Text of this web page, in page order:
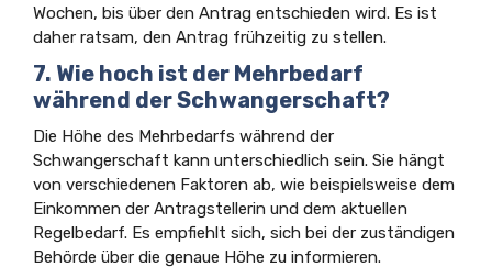
Wochen, bis über den Antrag entschieden wird. Es ist
daher ratsam, den Antrag frühzeitig zu stellen.
7. Wie hoch ist der Mehrbedarf
während der Schwangerschaft?
Die Höhe des Mehrbedarfs während der
Schwangerschaft kann unterschiedlich sein. Sie hängt
von verschiedenen Faktoren ab, wie beispielsweise dem
Einkommen der Antragstellerin und dem aktuellen
Regelbedarf. Es empfiehlt sich, sich bei der zuständigen
Behörde über die genaue Höhe zu informieren.